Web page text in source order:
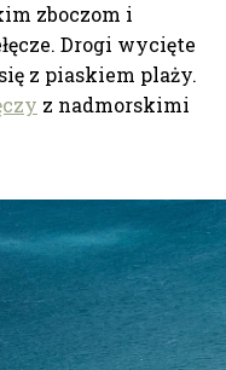
zboczom i
Drogi wycięte
z piaskiem plaży.
z nadmorskimi